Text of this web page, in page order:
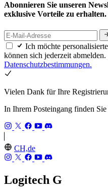
Abonnieren Sie unseren
exklusive Vorteile zu erhalten.
Ich möchte
können sich jederzeit abmelden.
Datenschutzbestimmungen.
Vielen Dank für Ihre
In Ihrem Posteingang finden
CH,de
Logitech G